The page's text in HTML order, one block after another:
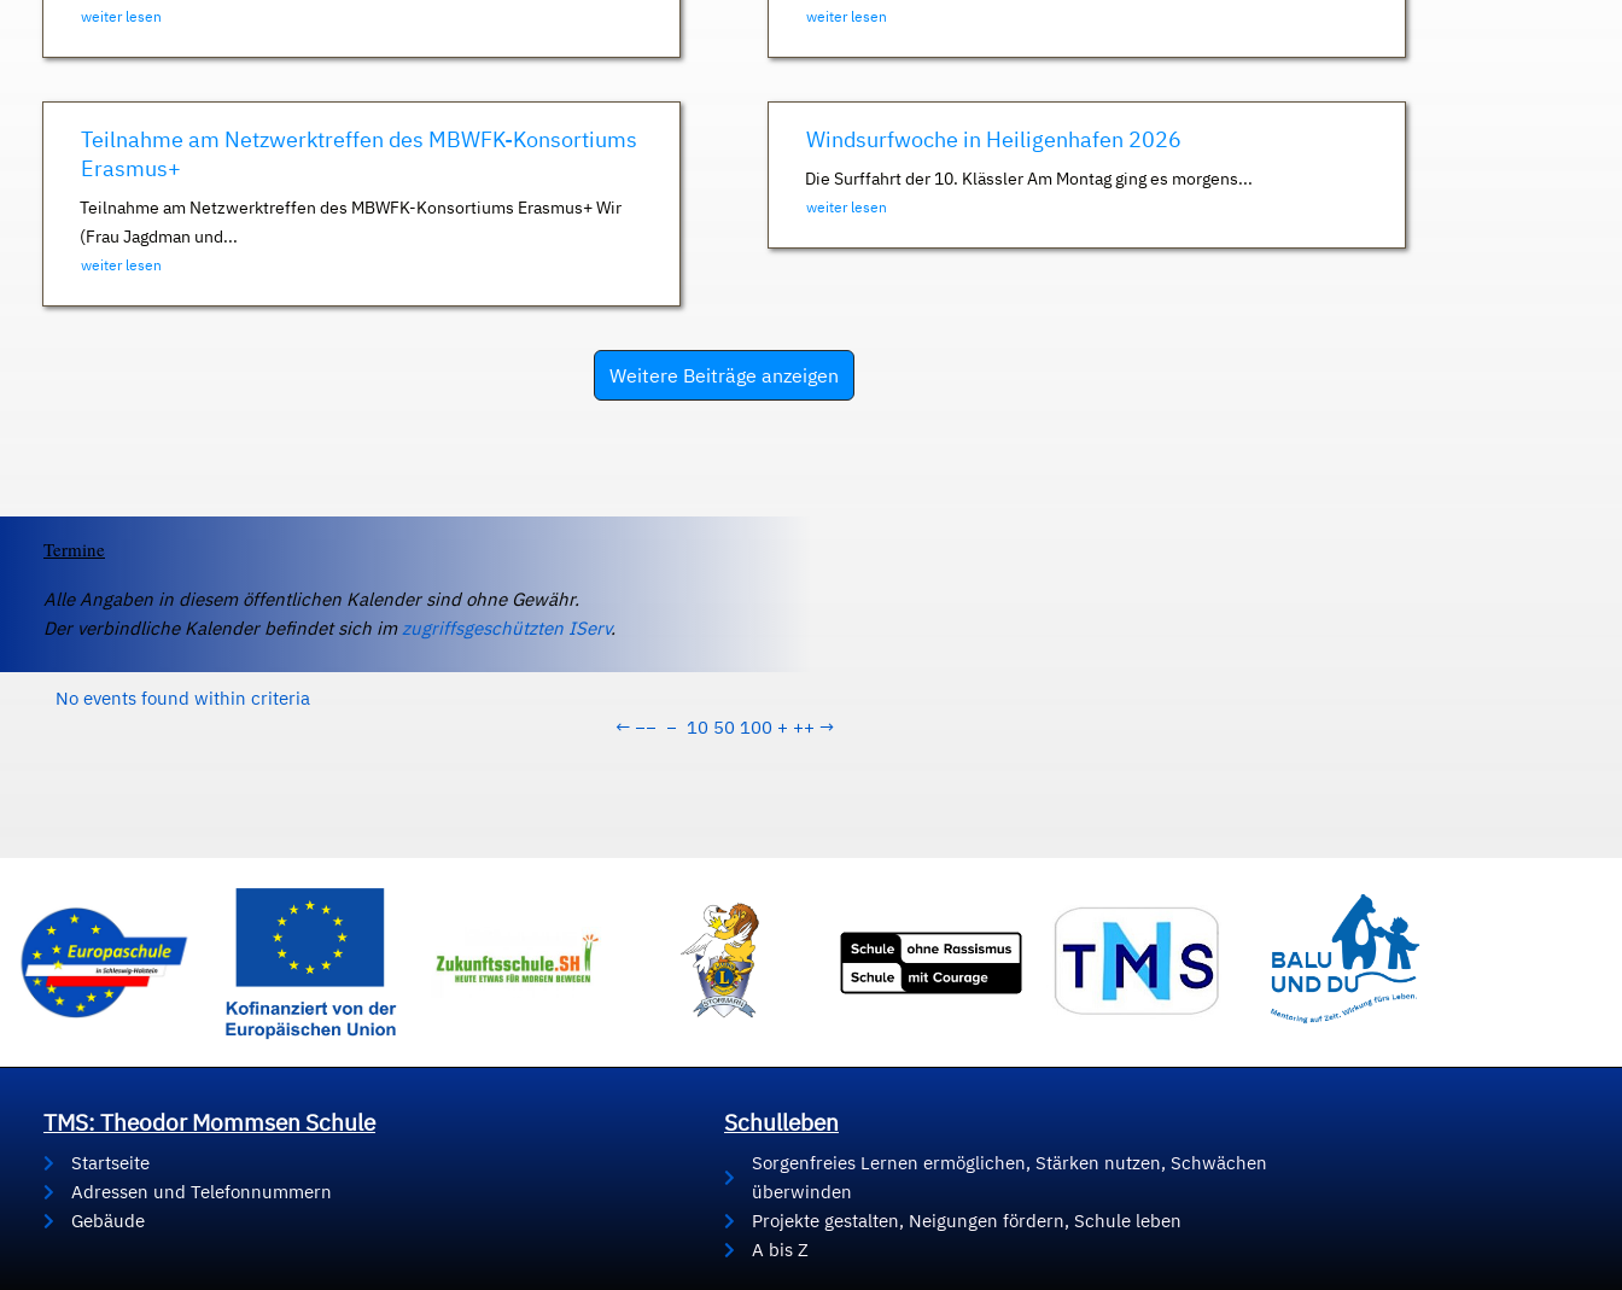
weiter lesen weiter lesen
Teilnahme am Netzwerktreffen des MBWFK-Konsortiums
Erasmus+
Teilnahme am Netzwerktreffen des MBWFK-Konsortiums Erasmus+ Wir
(Frau Jagdman und...
weiter lesen
Windsurfwoche in Heiligenhafen 2026
Die Surffahrt der 10. Klässler Am Montag ging es morgens...
weiter lesen
Weitere Beiträge anzeigen
Termine
Alle Angaben in diesem öffentlichen Kalender sind ohne Gewähr.
Der verbindliche Kalender befindet sich imzugriffsgeschützten IServ.
No events found within criteria
← −− − 10 50 100 + ++ →
TMS: Theodor Mommsen Schule
Startseite
Adressen und Telefonnummern
Gebäude
Schulleben
Sorgenfreies Lernen ermöglichen, Stärken nutzen, Schwächen
überwinden
Projekte gestalten, Neigungen fördern, Schule leben
A bis Z